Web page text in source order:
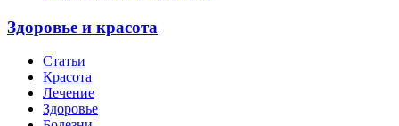
Здоровье и красота
Статьи
Красота
Лечение
Здоровье